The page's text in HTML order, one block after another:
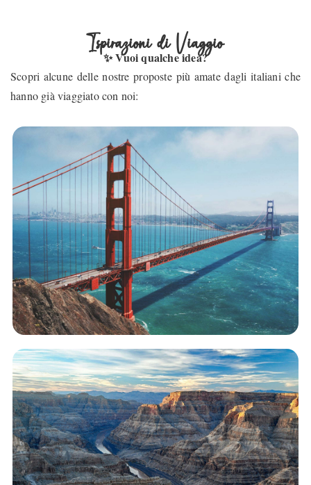
Ispirazioni di Viaggio
✨ Vuoi qualche idea?
Scopri alcune delle nostre proposte più amate dagli italiani che
hanno già viaggiato con noi: